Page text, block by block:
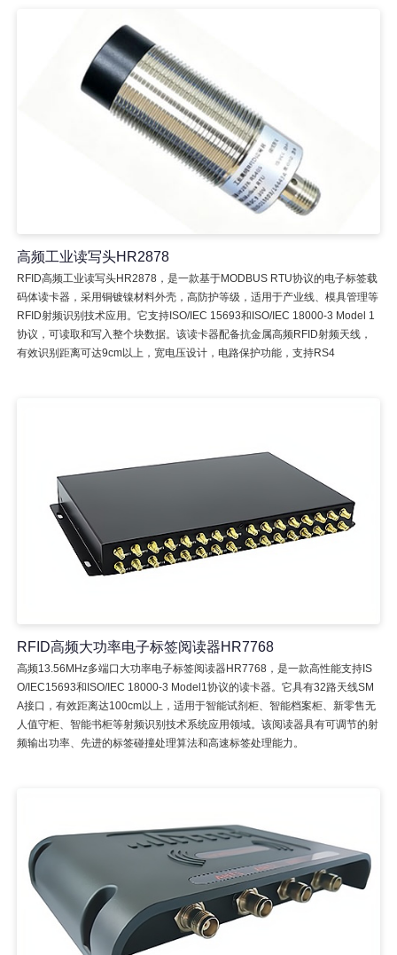
高频工业读写头HR2878
RFID高频工业读写头HR2878，是一款基于MODBUS RTU协议的电子标签载
码体读卡器，采用铜镀镍材料外壳，高防护等级，适用于产业线、模具管理等
RFID射频识别技术应用。它支持ISO/IEC 15693和ISO/IEC 18000-3 Model 1
协议，可读取和写入整个块数据。该读卡器配备抗金属高频RFID射频天线，
有效识别距离可达9cm以上，宽电压设计，电路保护功能，支持RS4
RFID高频大功率电子标签阅读器HR7768
高频13.56MHz多端口大功率电子标签阅读器HR7768，是一款高性能支持IS
O/IEC15693和ISO/IEC 18000-3 Model1协议的读卡器。它具有32路天线SM
A接口，有效距离达100cm以上，适用于智能试剂柜、智能档案柜、新零售无
人值守柜、智能书柜等射频识别技术系统应用领域。该阅读器具有可调节的射
频输出功率、先进的标签碰撞处理算法和高速标签处理能力。